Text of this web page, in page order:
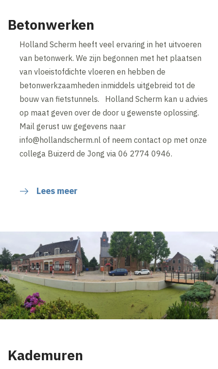
Betonwerken
Holland Scherm heeft veel ervaring in het uitvoeren
van betonwerk. We zijn begonnen met het plaatsen
van vloeistofdichte vloeren en hebben de
betonwerkzaamheden inmiddels uitgebreid tot de
bouw van fietstunnels. Holland Scherm kan u advies
op maat geven over de door u gewenste oplossing.
Mail gerust uw gegevens naar
info@hollandscherm.nl of neem contact op met onze
collega Buizerd de Jong via 06 2774 0946.
Lees meer
Kademuren